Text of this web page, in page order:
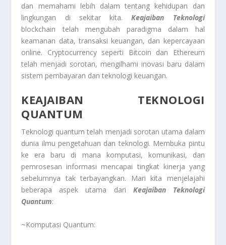
dan memahami lebih dalam tentang kehidupan dan
lingkungan di sekitar kita.Keajaiban Teknologi
blockchain telah mengubah paradigma dalam hal
keamanan data, transaksi keuangan, dan kepercayaan
online. Cryptocurrency seperti Bitcoin dan Ethereum
telah menjadi sorotan, mengilhami inovasi baru dalam
sistem pembayaran dan teknologi keuangan.
KEAJAIBAN TEKNOLOGI
QUANTUM
Teknologi quantum telah menjadi sorotan utama dalam
dunia ilmu pengetahuan dan teknologi. Membuka pintu
ke era baru di mana komputasi, komunikasi, dan
pemrosesan informasi mencapai tingkat kinerja yang
sebelumnya tak terbayangkan. Mari kita menjelajahi
beberapa aspek utama dari Keajaiban Teknologi
Quantum:
~Komputasi Quantum: